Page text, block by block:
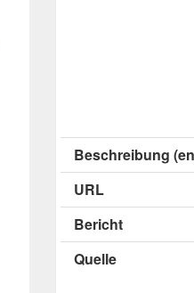
Beschreibung
URL
Bericht
Quelle